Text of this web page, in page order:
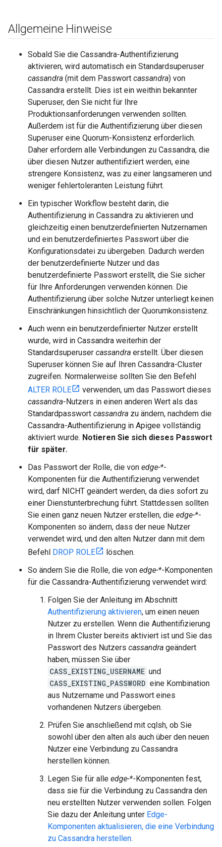
Allgemeine Hinweise
Sobald Sie die Cassandra-Authentifizierung
aktivieren, wird automatisch ein Standardsuperuser
cassandra (mit dem Passwort cassandra) von
Cassandra erstellt. Dies ist ein weithin bekannter
Superuser, den Sie nicht für Ihre
Produktionsanforderungen verwenden sollten.
Außerdem ist für die Authentifizierung über diesen
Superuser eine Quorum-Konsistenz erforderlich.
Daher erfordern alle Verbindungen zu Cassandra, die
über diesen Nutzer authentifiziert werden, eine
strengere Konsistenz, was zu einer langsameren und
weniger fehlertoleranten Leistung führt.
Ein typischer Workflow besteht darin, die
Authentifizierung in Cassandra zu aktivieren und
gleichzeitig einen benutzerdefinierten Nutzernamen
und ein benutzerdefiniertes Passwort über die
Konfigurationsdatei zu übergeben. Dadurch werden
der benutzerdefinierte Nutzer und das
benutzerdefinierte Passwort erstellt, die Sie sicher
für Ihre Anforderungen verwenden können. Die
Authentifizierung über solche Nutzer unterliegt keinen
Einschränkungen hinsichtlich der Quorumkonsistenz.
Auch wenn ein benutzerdefinierter Nutzer erstellt
wurde, wird in Cassandra weiterhin der
Standardsuperuser cassandra erstellt. Über diesen
Superuser können Sie auf Ihren Cassandra-Cluster
zugreifen. Normalerweise sollten Sie den Befehl
ALTER ROLE
verwenden, um das Passwort dieses
cassandra-Nutzers in einen anderen Wert als das
Standardpasswort cassandra zu ändern, nachdem die
Cassandra-Authentifizierung in Apigee vollständig
aktiviert wurde. Notieren Sie sich dieses Passwort
für später.
Das Passwort der Rolle, die von edge-*-
Komponenten für die Authentifizierung verwendet
wird, darf NICHT geändert werden, da dies sofort zu
einer Dienstunterbrechung führt. Stattdessen sollten
Sie einen ganz neuen Nutzer erstellen, die edge-*-
Komponenten so ändern, dass der neue Nutzer
verwendet wird, und den alten Nutzer dann mit dem
Befehl DROP ROLE
löschen.
So ändern Sie die Rolle, die von edge-*-Komponenten
für die Cassandra-Authentifizierung verwendet wird:
Folgen Sie der Anleitung im Abschnitt
Authentifizierung aktivieren, um einen neuen
Nutzer zu erstellen. Wenn die Authentifizierung
in Ihrem Cluster bereits aktiviert ist und Sie das
Passwort des Nutzers cassandra geändert
haben, müssen Sie über
CASS_EXISTING_USERNAME und
CASS_EXISTING_PASSWORD eine Kombination
aus Nutzername und Passwort eines
vorhandenen Nutzers übergeben.
Prüfen Sie anschließend mit cqlsh, ob Sie
sowohl über den alten als auch über den neuen
Nutzer eine Verbindung zu Cassandra
herstellen können.
Legen Sie für alle edge-*-Komponenten fest,
dass sie für die Verbindung zu Cassandra den
neu erstellten Nutzer verwenden sollen. Folgen
Sie dazu der Anleitung unter Edge-
Komponenten aktualisieren, die eine Verbindung
zu Cassandra herstellen.